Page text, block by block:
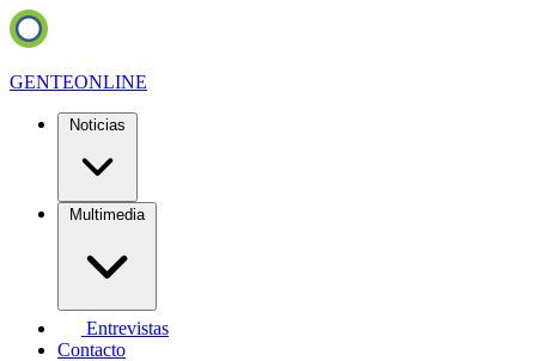
GENTEONLINE
Noticias
Multimedia
Entrevistas
Contacto